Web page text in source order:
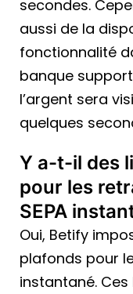
secondes.
aussi de la
fonctionnalité
banque
l’argent sera
quelques
Y a-t-il des
pour les
SEPA
Oui, Betify
plafonds pour
instantané.